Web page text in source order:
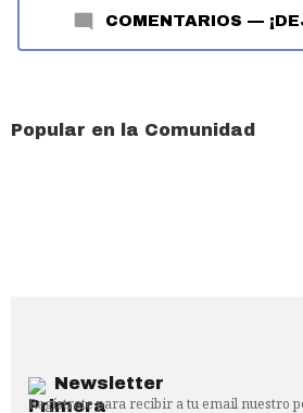
COMENTARIOS —
Popular en la Comunidad
Newsletter
Regístrate para recibir a tu email nuestro